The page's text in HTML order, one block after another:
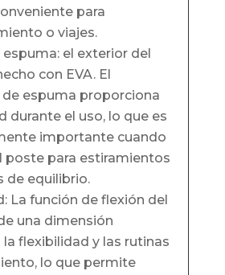
para
o viajes.
espuma: el exterior del
con EVA. El
espuma proporciona
durante el uso, lo que es
importante cuando
poste para estiramientos
de equilibrio.
La función de flexión del
una dimensión
la flexibilidad y las rutinas
lo que permite